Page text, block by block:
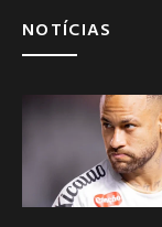
NOTÍCIAS